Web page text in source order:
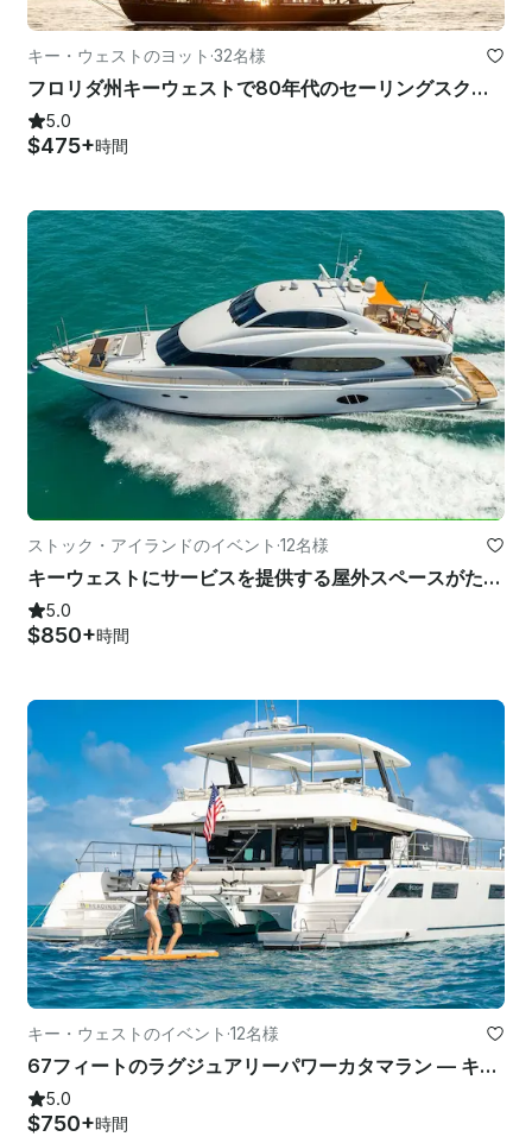
キー・ウェストのヨット ·32名様
フロリダ州キーウェストで80年代のセーリングスクーナーチャーター船長を務めた
5.0
$475+時間
ストック・アイランドのイベント ·12名様
キーウェストにサービスを提供する屋外スペースがたくさんあり、水遊び用のおもちゃがたくさんある88フィートのラザラヨット
5.0
$850+時間
キー・ウェストのイベント ·12名様
67フィートのラグジュアリーパワーカタマラン — キャビン6室、ジェットスキー、セレブレーション＆ゲッタウェイ
5.0
$750+時間